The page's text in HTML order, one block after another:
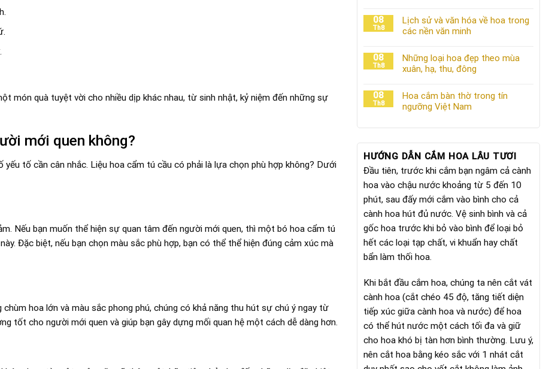
món quà tuyệt vời cho nhiều dịp khác nhau, từ sinh nhật, kỷ niệm đến những sự
mới quen không?
tố cần cân nhắc. Liệu hoa cẩm tú cầu có phải là lựa chọn phù hợp không? Dưới
Nếu bạn muốn thể hiện sự quan tâm đến người mới quen, thì một bó hoa cẩm tú
Đặc biệt, nếu bạn chọn màu sắc phù hợp, bạn có thể thể hiện đúng cảm xúc mà
hoa lớn và màu sắc phong phú, chúng có khả năng thu hút sự chú ý ngay từ
tốt cho người mới quen và giúp bạn gây dựng mối quan hệ một cách dễ dàng hơn.
08
Th8
Lịch sử và văn hóa về hoa trong
các nền văn minh
08
Th8
Những loại hoa đẹp theo mùa
xuân, hạ, thu, đông
08
Th8
Hoa cắm bàn thờ trong tín
ngưỡng Việt Nam
HƯỚNG DẪN CẮM HOA LÂU TƯƠI
Đầu tiên, trước khi cắm bạn ngâm cả cành
hoa vào chậu nước khoảng từ 5 đến 10
phút, sau đấy mới cắm vào bình cho cả
cành hoa hút đủ nước. Vệ sinh bình và cả
gốc hoa trước khi bỏ vào bình để loại bỏ
hết các loại tạp chất, vi khuẩn hay chất
bẩn làm thối hoa.
Khi bắt đầu cắm hoa, chúng ta nên cắt vát
cành hoa (cắt chéo 45 độ, tăng tiết diện
tiếp xúc giữa cành hoa và nước) để hoa
có thể hút nước một cách tối đa và giữ
cho hoa khó bị tàn hơn bình thường. Lưu ý,
nên cắt hoa bằng kéo sắc với 1 nhát cắt